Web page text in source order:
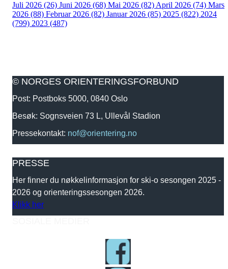
Juli 2026 (26) Juni 2026 (68) Mai 2026 (82) April 2026 (74) Mars
2026 (88) Februar 2026 (82) Januar 2026 (85) 2025 (822) 2024
(799) 2023 (487)
© NORGES ORIENTERINGSFORBUND
Post: Postboks 5000, 0840 Oslo
Besøk: Sognsveien 73 L, Ullevål Stadion
Pressekontakt: nof@orientering.no
PRESSE
Her finner du nøkkelinformasjon for ski-o sesongen 2025 -
2026 og orienteringssesongen 2026.
Klikk her